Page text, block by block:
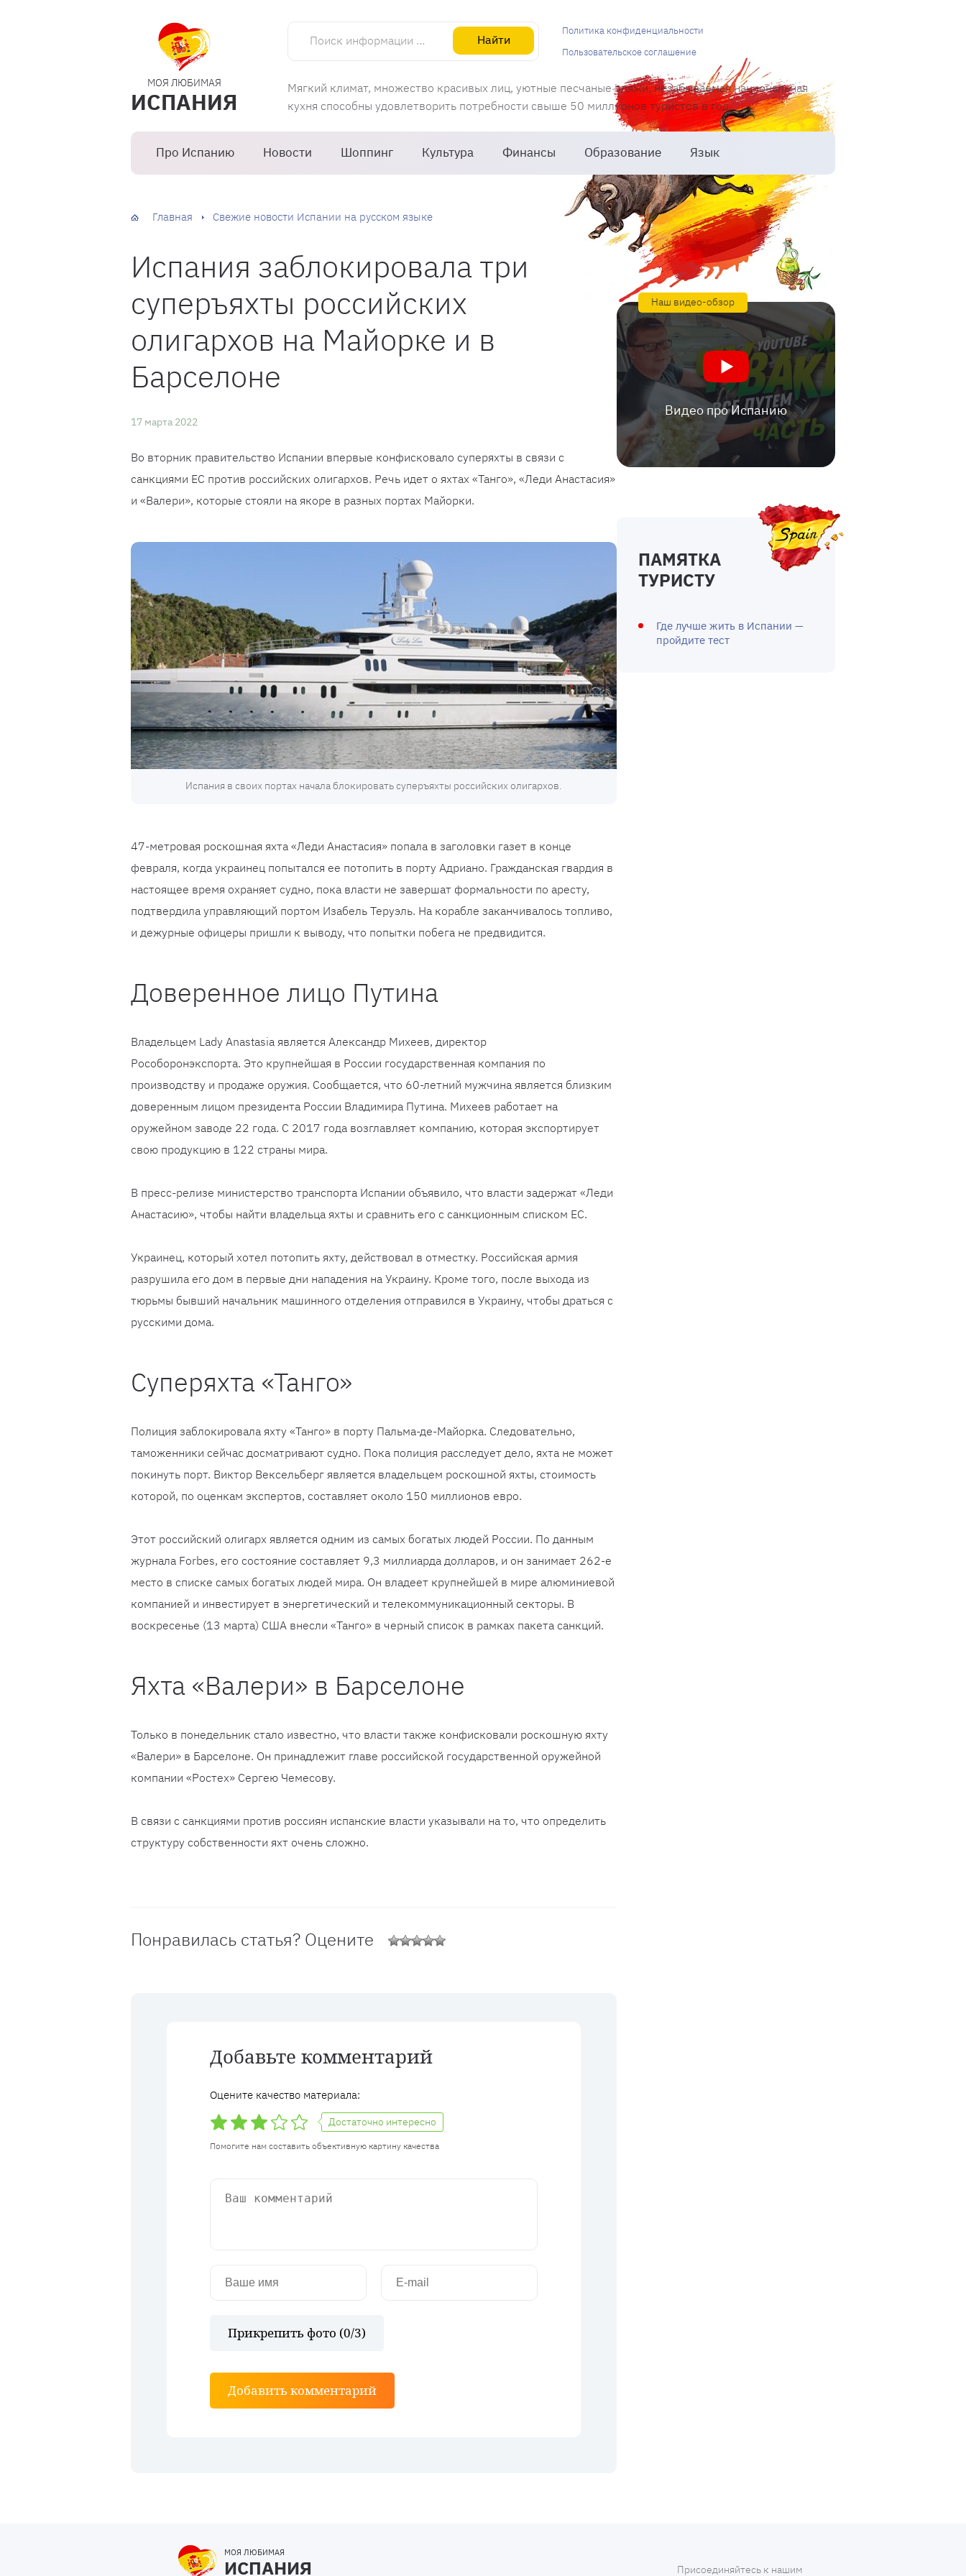
МОЯ ЛЮБИМАЯ
ИСПАНИЯ
Поиск информации об Испании
Найти
Мягкий климат, множество красивых лиц, уютные песчаные пляжи, незабываемая национальная
кухня способны удовлетворить потребности свыше 50 миллионов туристов в год.
Про Испанию Новости Шоппинг Культура Финансы Образование Язык
Политика конфиденциальности
Пользовательское соглашение
Главная Свежие новости Испании на русском языке
Испания заблокировала три
суперъяхты российских
олигархов на Майорке и в
Барселоне
17 марта 2022
Во вторник правительство Испании впервые конфисковало суперяхты в связи с
санкциями ЕС против российских олигархов. Речь идет о яхтах «Танго», «Леди Анастасия»
и «Валери», которые стояли на якоре в разных портах Майорки.
Испания в своих портах начала блокировать суперъяхты российских олигархов.
47-метровая роскошная яхта «Леди Анастасия» попала в заголовки газет в конце
февраля, когда украинец попытался ее потопить в порту Адриано. Гражданская гвардия в
настоящее время охраняет судно, пока власти не завершат формальности по аресту,
подтвердила управляющий портом Изабель Теруэль. На корабле заканчивалось топливо,
и дежурные офицеры пришли к выводу, что попытки побега не предвидится.
Доверенное лицо Путина
Владельцем Lady Anastasia является Александр Михеев, директор
Рособоронэкспорта. Это крупнейшая в России государственная компания по
производству и продаже оружия. Сообщается, что 60-летний мужчина является близким
доверенным лицом президента России Владимира Путина. Михеев работает на
оружейном заводе 22 года. С 2017 года возглавляет компанию, которая экспортирует
свою продукцию в 122 страны мира.
В пресс-релизе министерство транспорта Испании объявило, что власти задержат «Леди
Анастасию», чтобы найти владельца яхты и сравнить его с санкционным списком ЕС.
Украинец, который хотел потопить яхту, действовал в отместку. Российская армия
разрушила его дом в первые дни нападения на Украину. Кроме того, после выхода из
тюрьмы бывший начальник машинного отделения отправился в Украину, чтобы драться с
русскими дома.
Суперяхта «Танго»
Полиция заблокировала яхту «Танго» в порту Пальма-де-Майорка. Следовательно,
таможенники сейчас досматривают судно. Пока полиция расследует дело, яхта не может
покинуть порт. Виктор Вексельберг является владельцем роскошной яхты, стоимость
которой, по оценкам экспертов, составляет около 150 миллионов евро.
Этот российский олигарх является одним из самых богатых людей России. По данным
журнала Forbes, его состояние составляет 9,3 миллиарда долларов, и он занимает 262-е
место в списке самых богатых людей мира. Он владеет крупнейшей в мире алюминиевой
компанией и инвестирует в энергетический и телекоммуникационный секторы. В
воскресенье (13 марта) США внесли «Танго» в черный список в рамках пакета санкций.
Яхта «Валери» в Барселоне
Только в понедельник стало известно, что власти также конфисковали роскошную яхту
«Валери» в Барселоне. Он принадлежит главе российской государственной оружейной
компании «Ростех» Сергею Чемесову.
В связи с санкциями против россиян испанские власти указывали на то, что определить
структуру собственности яхт очень сложно.
Понравилась статья? Оцените
Добавьте комментарий
Оцените качество материала:
Достаточно интересно
Помогите нам составить объективную картину качества
Прикрепить фото (0/3)
Добавить комментарий
Наш видео-обзор
Видео про Испанию
ПАМЯТКА
ТУРИСТУ
Где лучше жить в Испании —
пройдите тест
МОЯ ЛЮБИМАЯ
ИСПАНИЯ Присоединяйтесь к нашим